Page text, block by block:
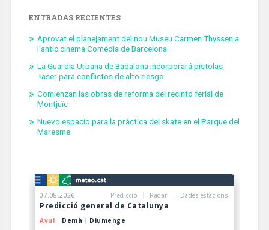
ENTRADAS RECIENTES
Aprovat el planejament del nou Museu Carmen Thyssen a
l’antic cinema Comèdia de Barcelona
La Guardia Urbana de Badalona incorporará pistolas
Taser para conflictos de alto riesgo
Comienzan las obras de reforma del recinto ferial de
Montjuïc
Nuevo espacio para la práctica del skate en el Parque del
Maresme